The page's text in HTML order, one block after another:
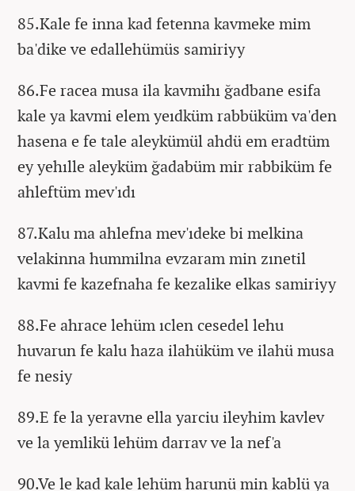
85.Kale fe inna kad fetenna kavmeke mim
ba'dike ve edallehümüs samiriyy
86.Fe racea musa ila kavmihı ğadbane esifa
kale ya kavmi elem yeıdküm rabbüküm va'den
hasena e fe tale aleykümül ahdü em eradtüm
ey yehılle aleyküm ğadabüm mir rabbiküm fe
ahleftüm mev'ıdı
87.Kalu ma ahlefna mev'ıdeke bi melkina
velakinna hummilna evzaram min zınetil
kavmi fe kazefnaha fe kezalike elkas samiriyy
88.Fe ahrace lehüm ıclen cesedel lehu
huvarun fe kalu haza ilahüküm ve ilahü musa
fe nesiy
89.E fe la yeravne ella yarciu ileyhim kavlev
ve la yemlikü lehüm darrav ve la nef'a
90.Ve le kad kale lehüm harunü min kablü ya